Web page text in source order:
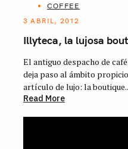
COFFEE
3 ABRIL, 2012
Illyteca, la lujosa
El antiguo despacho de
deja paso al ámbito
artículo de lujo: la
Read More